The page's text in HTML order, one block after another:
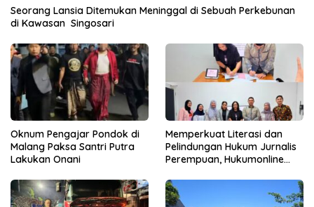
Seorang Lansia Ditemukan Meninggal di Sebuah Perkebunan
di Kawasan Singosari
Oknum Pengajar Pondok di
Malang Paksa Santri Putra
Lakukan Onani
Memperkuat Literasi dan
Pelindungan Hukum Jurnalis
Perempuan, Hukumonline
Gratis